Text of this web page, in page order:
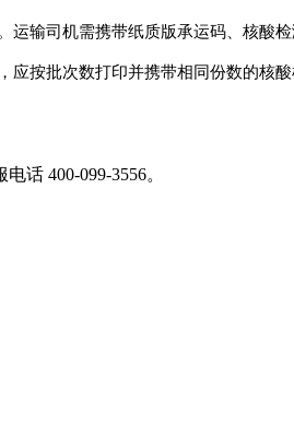
输司机需携带纸质版承运码、核酸
按批次数打印并携带相同份数的核酸
话 400-099-3556。